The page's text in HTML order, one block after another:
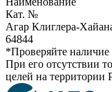
Кат. №
Агар Клиглера-
64844
*Проверяйте наличие
При его отсутствии
целей на территории